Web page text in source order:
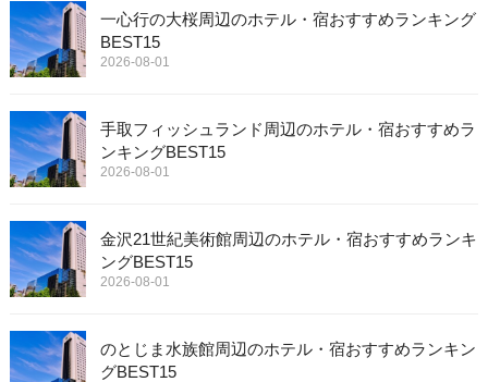
一心行の大桜周辺のホテル・宿おすすめランキング
BEST15
2026-08-01
手取フィッシュランド周辺のホテル・宿おすすめラ
ンキングBEST15
2026-08-01
金沢21世紀美術館周辺のホテル・宿おすすめランキ
ングBEST15
2026-08-01
のとじま水族館周辺のホテル・宿おすすめランキン
グBEST15